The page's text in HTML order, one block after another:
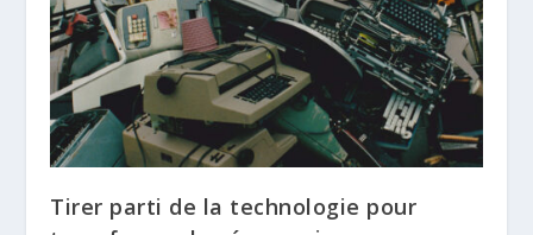
Tirer parti de la technologie pour